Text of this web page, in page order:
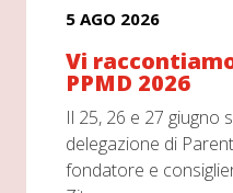
5 AGO 2026
Vi
PPMD 2026
Il 25, 26 e 27 giugno
delegazione di
fondatore e